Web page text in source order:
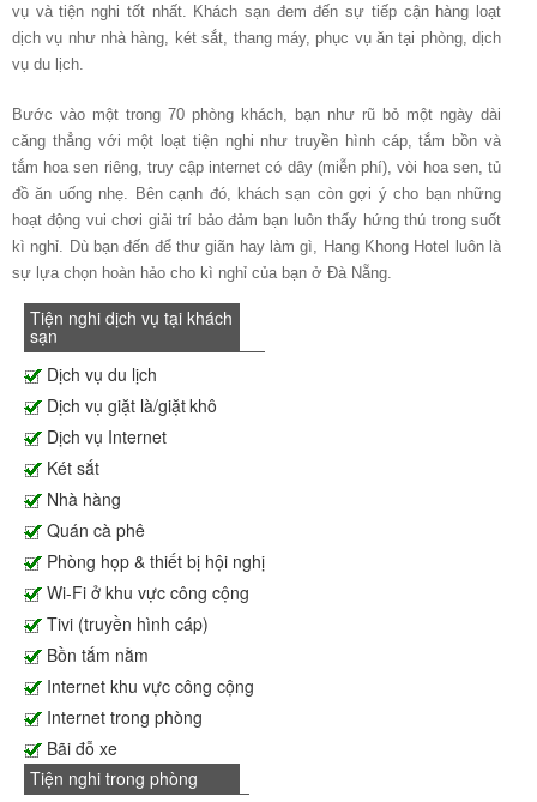
vụ và tiện nghi tốt nhất. Khách sạn đem đến sự tiếp cận hàng loạt
dịch vụ như nhà hàng, két sắt, thang máy, phục vụ ăn tại phòng, dịch
vụ du lịch.
Bước vào một trong 70 phòng khách, bạn như rũ bỏ một ngày dài
căng thẳng với một loạt tiện nghi như truyền hình cáp, tắm bồn và
tắm hoa sen riêng, truy cập internet có dây (miễn phí), vòi hoa sen, tủ
đồ ăn uống nhẹ. Bên cạnh đó, khách sạn còn gợi ý cho bạn những
hoạt động vui chơi giải trí bảo đảm bạn luôn thấy hứng thú trong suốt
kì nghỉ. Dù bạn đến để thư giãn hay làm gì, Hang Khong Hotel luôn là
sự lựa chọn hoàn hảo cho kì nghỉ của bạn ở Đà Nẵng.
Tiện nghi dịch vụ tại khách
sạn
Dịch vụ du lịch
Dịch vụ giặt là/giặt khô
Dịch vụ Internet
Két sắt
Nhà hàng
Quán cà phê
Phòng họp & thiết bị hội nghị
Wi-Fi ở khu vực công cộng
Tivi (truyền hình cáp)
Bồn tắm nằm
Internet khu vực công cộng
Internet trong phòng
Bãi đỗ xe
Tiện nghi trong phòng